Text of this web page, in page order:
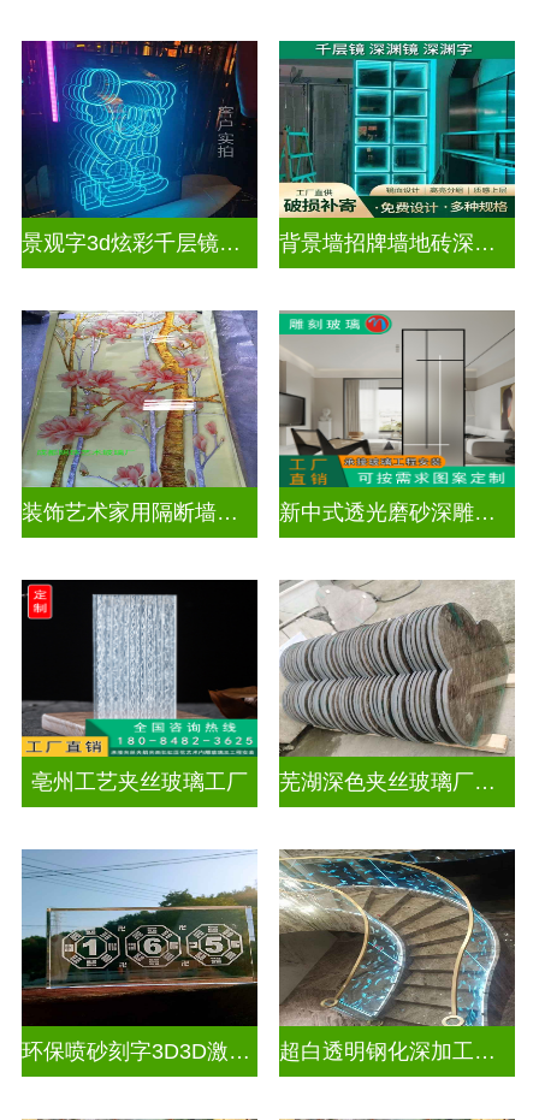
景观字3d炫彩千层镜深渊镜 背景墙招牌墙地砖深渊镜千层镜
装饰艺术家用隔断墙深雕玻璃 新中式透光磨砂深雕玻璃
亳州工艺夹丝玻璃工厂 芜湖深色夹丝玻璃厂家电话
环保喷砂刻字3D3D激光内雕玻璃 超白透明钢化深加工激光内雕屏风